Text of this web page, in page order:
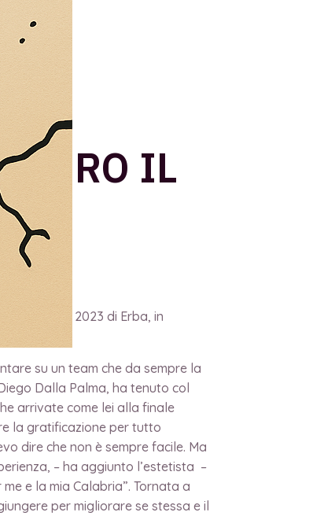
IL
KP Award 2023 di Erba, in
su un team che da sempre la
Dalla Palma, ha tenuto col
arrivate come lei alla finale
la gratificazione per tutto
dire che non è sempre facile. Ma
– ha aggiunto l’estetista –
e la mia Calabria”. Tornata a
per migliorare se stessa e il